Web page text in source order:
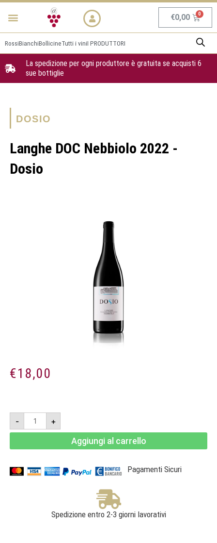
Vai
Menu €0,00
RossiBianchiBollicineTutti i viniI PRODUTTORI
La spedizione per ogni produttore è gratuita se acquisti 6
sue bottiglie
DOSIO
Langhe DOC Nebbiolo 2022 -
Dosio
€18,00
-
Langhe
DOC
Nebbiolo
2022
+
Aggiungi al carrello
Pagamenti Sicuri
Spedizione entro 2-3 giorni lavorativi